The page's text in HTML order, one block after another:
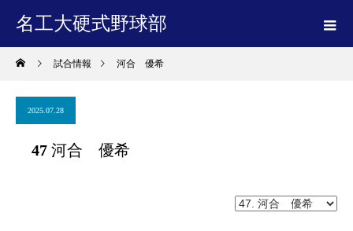
名工大硬式野球部
試合情報 河合 優希
2025.07.28
47 河合 優希